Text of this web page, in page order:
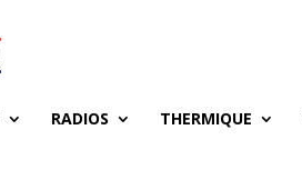
RADIOS THERMIQUE